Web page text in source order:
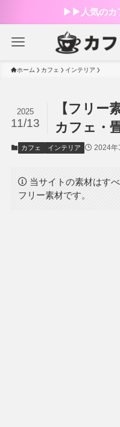
▶︎▶︎人気のカ
ホーム カフェ インテリア
【フリー
カフェ・
2025
11/13
カフェ インテリア 2024年
当サイトの素材はす
フリー素材です。